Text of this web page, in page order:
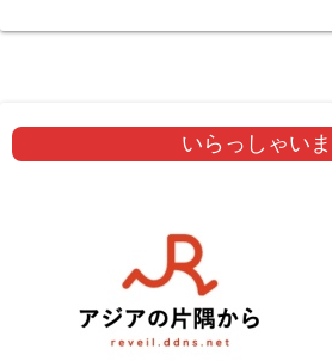
いらっしゃい